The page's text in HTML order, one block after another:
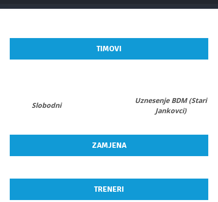
TIMOVI
Slobodni
Uznesenje BDM (Stari
Jankovci)
ZAMJENA
TRENERI